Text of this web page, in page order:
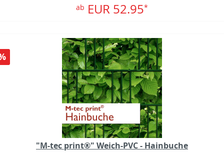
ab EUR 52.95*
"M-tec print®" Weich-PVC - Hainbuche